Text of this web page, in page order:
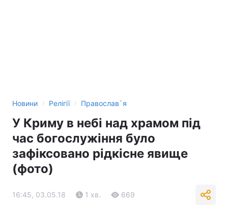
Новини › Релігії › Православ`я
У Криму в небі над храмом під
час богослужіння було
зафіксовано рідкісне явище
(фото)
16:45, 03.05.18 1 хв. 669